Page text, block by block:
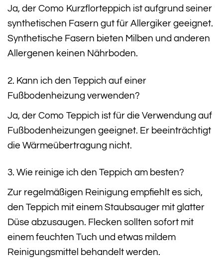
Ja, der Como Kurzflorteppich ist aufgrund seiner
synthetischen Fasern gut für Allergiker geeignet.
Synthetische Fasern bieten Milben und anderen
Allergenen keinen Nährboden.
2. Kann ich den Teppich auf einer
Fußbodenheizung verwenden?
Ja, der Como Teppich ist für die Verwendung auf
Fußbodenheizungen geeignet. Er beeinträchtigt
die Wärmeübertragung nicht.
3. Wie reinige ich den Teppich am besten?
Zur regelmäßigen Reinigung empfiehlt es sich,
den Teppich mit einem Staubsauger mit glatter
Düse abzusaugen. Flecken sollten sofort mit
einem feuchten Tuch und etwas mildem
Reinigungsmittel behandelt werden.